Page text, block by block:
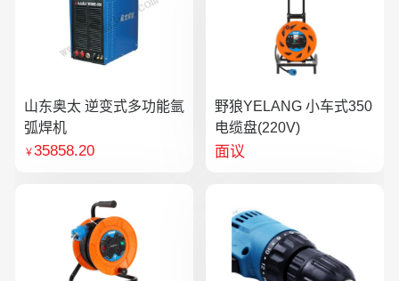
山东奥太 逆变式多功能氩
弧焊机
￥35858.20
野狼YELANG 小车式350
电缆盘(220V)
面议